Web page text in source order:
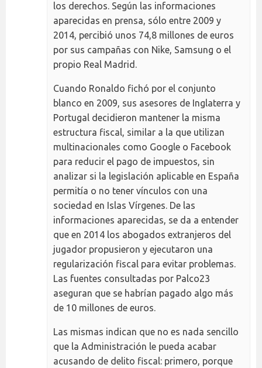
los derechos. Según las informaciones
aparecidas en prensa, sólo entre 2009 y
2014, percibió unos 74,8 millones de euros
por sus campañas con Nike, Samsung o el
propio Real Madrid.
Cuando Ronaldo fichó por el conjunto
blanco en 2009, sus asesores de Inglaterra y
Portugal decidieron mantener la misma
estructura fiscal, similar a la que utilizan
multinacionales como Google o Facebook
para reducir el pago de impuestos, sin
analizar si la legislación aplicable en España
permitía o no tener vínculos con una
sociedad en Islas Vírgenes. De las
informaciones aparecidas, se da a entender
que en 2014 los abogados extranjeros del
jugador propusieron y ejecutaron una
regularización fiscal para evitar problemas.
Las fuentes consultadas por Palco23
aseguran que se habrían pagado algo más
de 10 millones de euros.
Las mismas indican que no es nada sencillo
que la Administración le pueda acabar
acusando de delito fiscal: primero, porque